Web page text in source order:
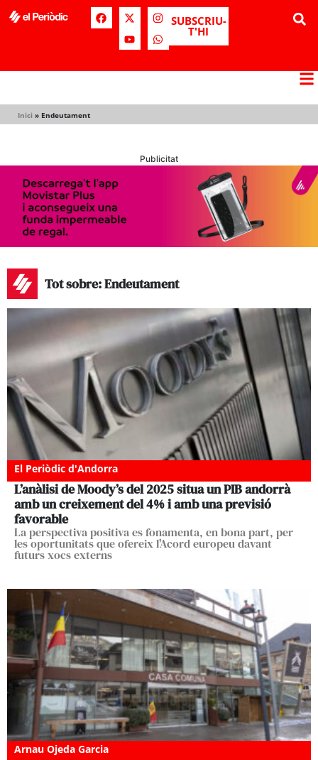
SUBSCRIU-
T'HI
Inici » Endeutament
Publicitat
Tot sobre: Endeutament
El Periòdic d'Andorra
L’anàlisi de Moody’s del 2025 situa un PIB andorrà
amb un creixement del 4% i amb una previsió
favorable
La perspectiva positiva es fonamenta, en bona part, per
les oportunitats que ofereix l'Acord europeu davant
futurs xocs externs
Arnau Ojeda Garcia